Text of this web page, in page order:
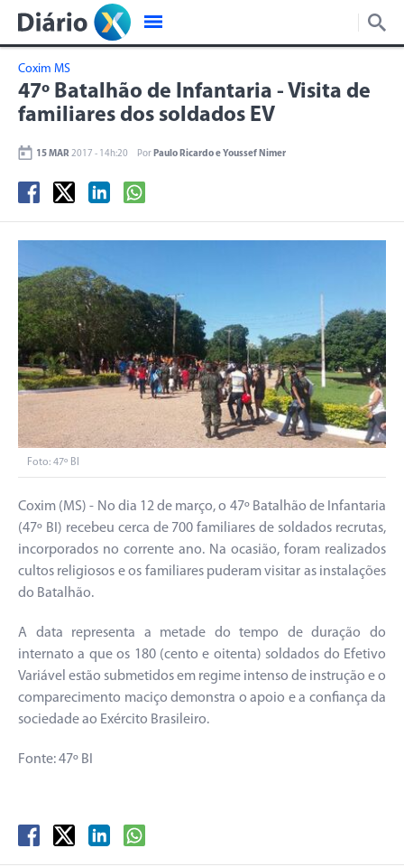
Coxim MS
47º Batalhão de Infantaria - Visita de
familiares dos soldados EV
15 MAR 2017 - 14h:20 Por Paulo Ricardo e Youssef Nimer
Foto: 47º BI
Coxim (MS) - No dia 12 de março, o 47º Batalhão de Infantaria
(47º BI) recebeu cerca de 700 familiares de soldados recrutas,
incorporados no corrente ano. Na ocasião, foram realizados
cultos religiosos e os familiares puderam visitar as instalações
do Batalhão.
A data representa a metade do tempo de duração do
internato a que os 180 (cento e oitenta) soldados do Efetivo
Variável estão submetidos em regime intenso de instrução e o
comparecimento maciço demonstra o apoio e a confiança da
sociedade ao Exército Brasileiro.
Fonte: 47º BI